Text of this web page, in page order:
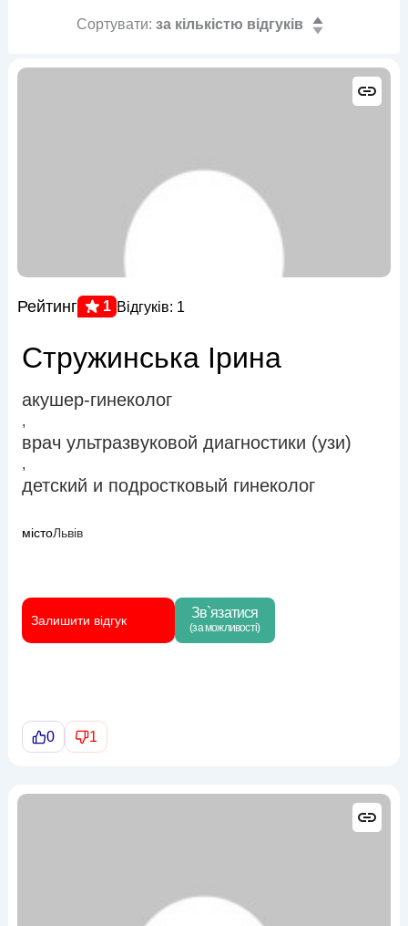
Сортувати: за кількістю відгуків
Рейтинг 1 Відгуків: 1
Стружинська Ірина
акушер-гинеколог
,
врач ультразвуковой диагностики (узи)
,
детский и подростковый гинеколог
містоЛьвів
Залишити відгук Зв`язатися
(за можливості)
0 1